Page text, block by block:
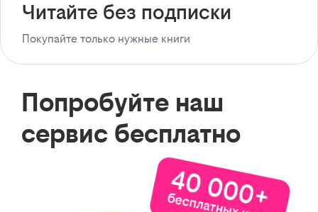
Читайте без подписки
Покупайте только нужные книги
Попробуйте наш
сервис бесплатно